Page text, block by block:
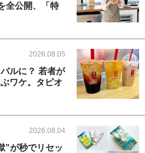
全公開、「特
2026.08.05
ルに？ 若者が
ワケ。タピオ
2026.08.04
”が秒でリセッ